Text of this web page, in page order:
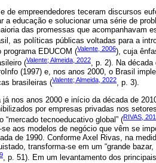
de empreendedores teceram discursos
educação e solucionar uma série de
das promessas que acompanhavam
as políticas públicas voltadas para a
EDUCOM (Valente, 2006), cuja
(Valente; Almeida, 2022, p. 2). Na década
(1997) e, nos anos 2000, o Brasil
brasileiras (Valente; Almeida, 2022, p. 3).
nos anos 2000 e início da década de
por empresas privadas nos
tecnoeducativo global” (RIVAS,
aos modelos de negócio que vêm se
de 1990. Conforme Axel Rivas, na
transforma-se em um “grande
, p. 51). Em um levantamento dos